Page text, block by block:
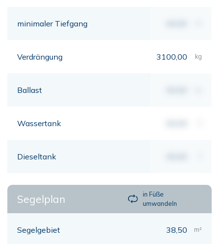
minimaler Tiefgang
Verdrängung 3100,00 kg
Ballast
Wassertank
Dieseltank
Segelplan
in Füße
umwandeln
Segelgebiet 38,50 m²